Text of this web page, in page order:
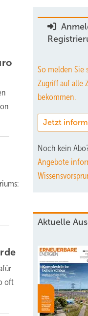
oft
So melden Sie
Zugriff auf alle
bekommen.
Jetzt
Noch kein
Angebote
Aktuelle